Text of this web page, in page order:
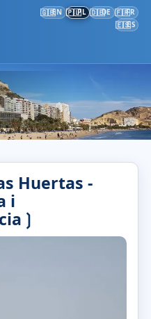
🇬🇧EN 🇵🇱PL 🇩🇪DE 🇫🇷FR
🇪🇸ES
Huertas -
i